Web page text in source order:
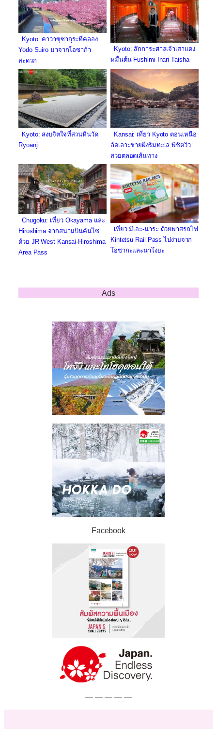
Kyoto: คาวาซุซากุระที่คลอง
Yodo Suiro มาจากโอซาก้า
สะดวก
Kyoto: สักการะศาลเจ้าเสาแดง
หมื่นต้น Fushimi Inari Taisha
Kyoto: สงบจิตใจที่สวนหินวัด
Ryoanji
Kansai: เที่ยว Kyoto ตอนเหนือ
ลัดเลาะชายฝั่งริมทะเล พิชิตวิว
สวยตลอดเส้นทาง
Chugoku: เที่ยว Okayama และ
Hiroshima จากสนามบินคันไซ
ด้วย JR West Kansai-Hiroshima
Area Pass
เที่ยว มิเอะ-นาระ ด้วยพาสรถไฟ
Kintetsu Rail Pass ไปง่ายจาก
โอซากะและนาโงยะ
Ads
Facebook
— — — — —